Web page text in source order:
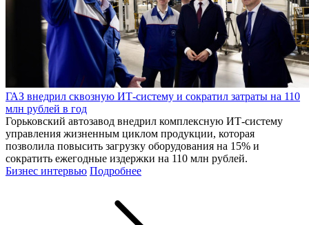
ГАЗ внедрил сквозную ИТ-систему и сократил затраты на 110
млн рублей в год
Горьковский автозавод внедрил комплексную ИТ-систему
управления жизненным циклом продукции, которая
позволила повысить загрузку оборудования на 15% и
сократить ежегодные издержки на 110 млн рублей.
Бизнес интервью Подробнее